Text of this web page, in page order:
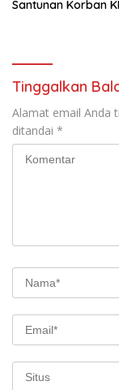
Santunan Korban
Tinggalkan
Alamat email Anda
ditandai *